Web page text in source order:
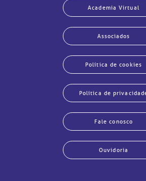
Academia Virtual
Associados
Política de cookies
Política de
Fale conosco
Ouvidoria